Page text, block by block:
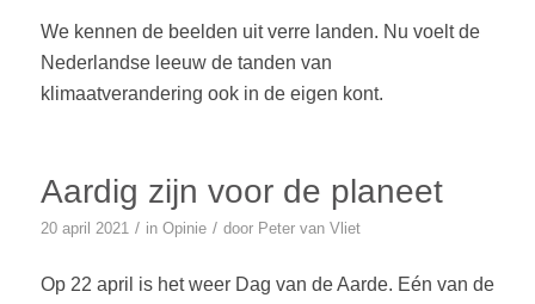
We kennen de beelden uit verre landen. Nu voelt de
Nederlandse leeuw de tanden van
klimaatverandering ook in de eigen kont.
Aardig zijn voor de planeet
20 april 2021 / in Opinie / door Peter van Vliet
Op 22 april is het weer Dag van de Aarde. Eén van de